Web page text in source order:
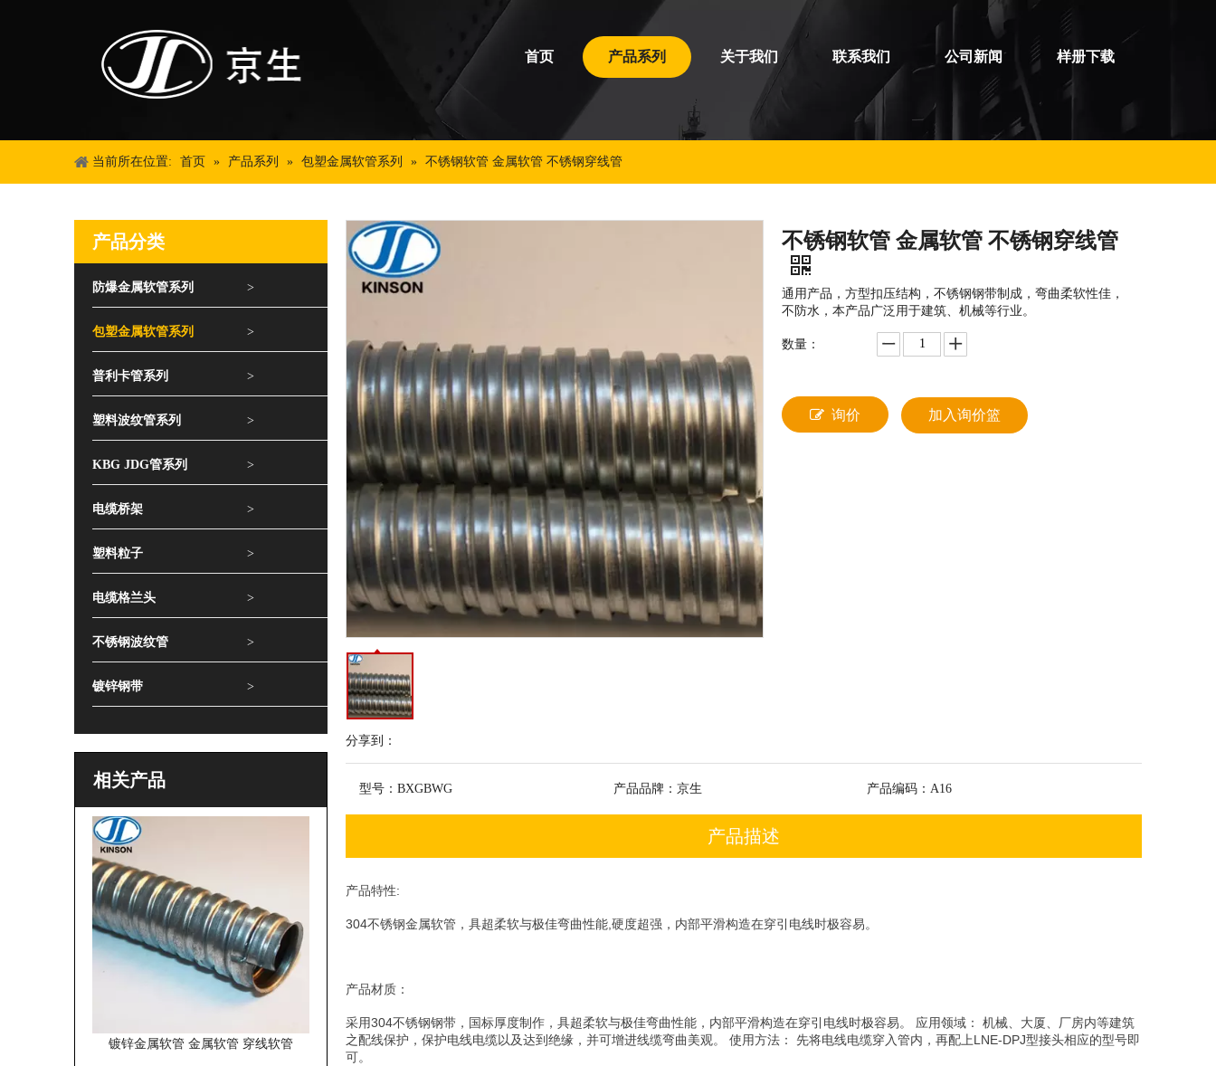
首页 产品系列 关于我们 联系我们 公司新闻 样册下载
当前所在位置: 首页 » 产品系列 » 包塑金属软管系列 » 不锈钢软管 金属软管 不锈钢穿线管
产品分类
防爆金属软管系列 >
包塑金属软管系列 >
普利卡管系列 >
塑料波纹管系列 >
KBG JDG管系列 >
电缆桥架 >
塑料粒子 >
电缆格兰头 >
不锈钢波纹管 >
镀锌钢带 >
相关产品
镀锌金属软管 金属软管 穿线软管
分享到：
不锈钢软管 金属软管 不锈钢穿线管
通用产品，方型扣压结构，不锈钢钢带制成，弯曲柔软性佳，
不防水，本产品广泛用于建筑、机械等行业。
数量：
询价 加入询价篮
型号： BXGBWG 产品品牌： 京生 产品编码： A16
产品描述
产品特性:
304不锈钢金属软管，具超柔软与极佳弯曲性能,硬度超强，内部平滑构造在穿引电线时极容易。
产品材质：
采用304不锈钢钢带，国标厚度制作，具超柔软与极佳弯曲性能，内部平滑构造在穿引电线时极容易。 应用领域： 机械、大厦、厂房内等建筑
之配线保护，保护电线电缆以及达到绝缘，并可增进线缆弯曲美观。 使用方法： 先将电线电缆穿入管内，再配上LNE-DPJ型接头相应的型号即
可。